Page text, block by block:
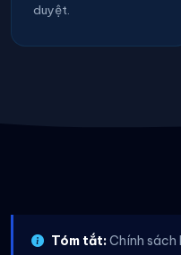
duyệt.
Tóm tắt:Chính